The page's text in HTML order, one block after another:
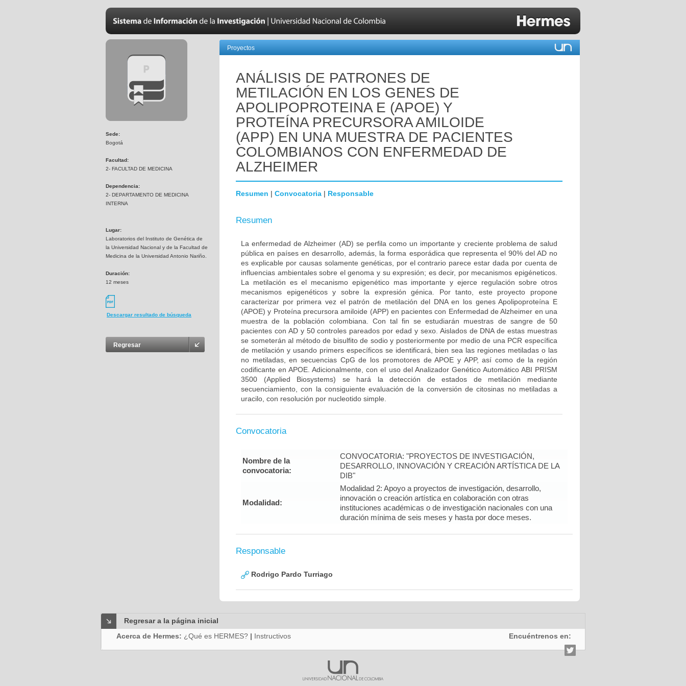
Sede:
Bogotá
Facultad:
2- FACULTAD DE MEDICINA
Dependencia:
2- DEPARTAMENTO DE MEDICINA
INTERNA
Lugar:
Laboratorios del Instituto de Genética de
la Universidad Nacional y de la Facultad de
Medicina de la Universidad Antonio Nariño.
Duración:
12 meses
Descargar resultado de búsqueda
Regresar
Proyectos
ANÁLISIS DE PATRONES DE
METILACIÓN EN LOS GENES DE
APOLIPOPROTEINA E (APOE) Y
PROTEÍNA PRECURSORA AMILOIDE
(APP) EN UNA MUESTRA DE PACIENTES
COLOMBIANOS CON ENFERMEDAD DE
ALZHEIMER
Resumen | Convocatoria | Responsable
Resumen
La enfermedad de Alzheimer (AD) se perfila como un importante y creciente problema de salud
pública en países en desarrollo, además, la forma esporádica que representa el 90% del AD no
es explicable por causas solamente genéticas, por el contrario parece estar dada por cuenta de
influencias ambientales sobre el genoma y su expresión; es decir, por mecanismos epigéneticos.
La metilación es el mecanismo epigenético mas importante y ejerce regulación sobre otros
mecanismos epigenéticos y sobre la expresión génica. Por tanto, este proyecto propone
caracterizar por primera vez el patrón de metilación del DNA en los genes Apolipoproteína E
(APOE) y Proteína precursora amiloide (APP) en pacientes con Enfermedad de Alzheimer en una
muestra de la población colombiana. Con tal fin se estudiarán muestras de sangre de 50
pacientes con AD y 50 controles pareados por edad y sexo. Aislados de DNA de estas muestras
se someterán al método de bisulfito de sodio y posteriormente por medio de una PCR específica
de metilación y usando primers específicos se identificará, bien sea las regiones metiladas o las
no metiladas, en secuencias CpG de los promotores de APOE y APP, así como de la región
codificante en APOE. Adicionalmente, con el uso del Analizador Genético Automático ABI PRISM
3500 (Applied Biosystems) se hará la detección de estados de metilación mediante
secuenciamiento, con la consiguiente evaluación de la conversión de citosinas no metiladas a
uracilo, con resolución por nucleotido simple.
Convocatoria
Nombre de la
convocatoria:
CONVOCATORIA: "PROYECTOS DE INVESTIGACIÓN,
DESARROLLO, INNOVACIÓN Y CREACIÓN ARTÍSTICA DE LA
DIB"
Modalidad:
Modalidad 2: Apoyo a proyectos de investigación, desarrollo,
innovación o creación artística en colaboración con otras
instituciones académicas o de investigación nacionales con una
duración mínima de seis meses y hasta por doce meses.
Responsable
Rodrigo Pardo Turriago
Regresar a la página inicial
Acerca de Hermes: ¿Qué es HERMES? | Instructivos Encuéntrenos en: